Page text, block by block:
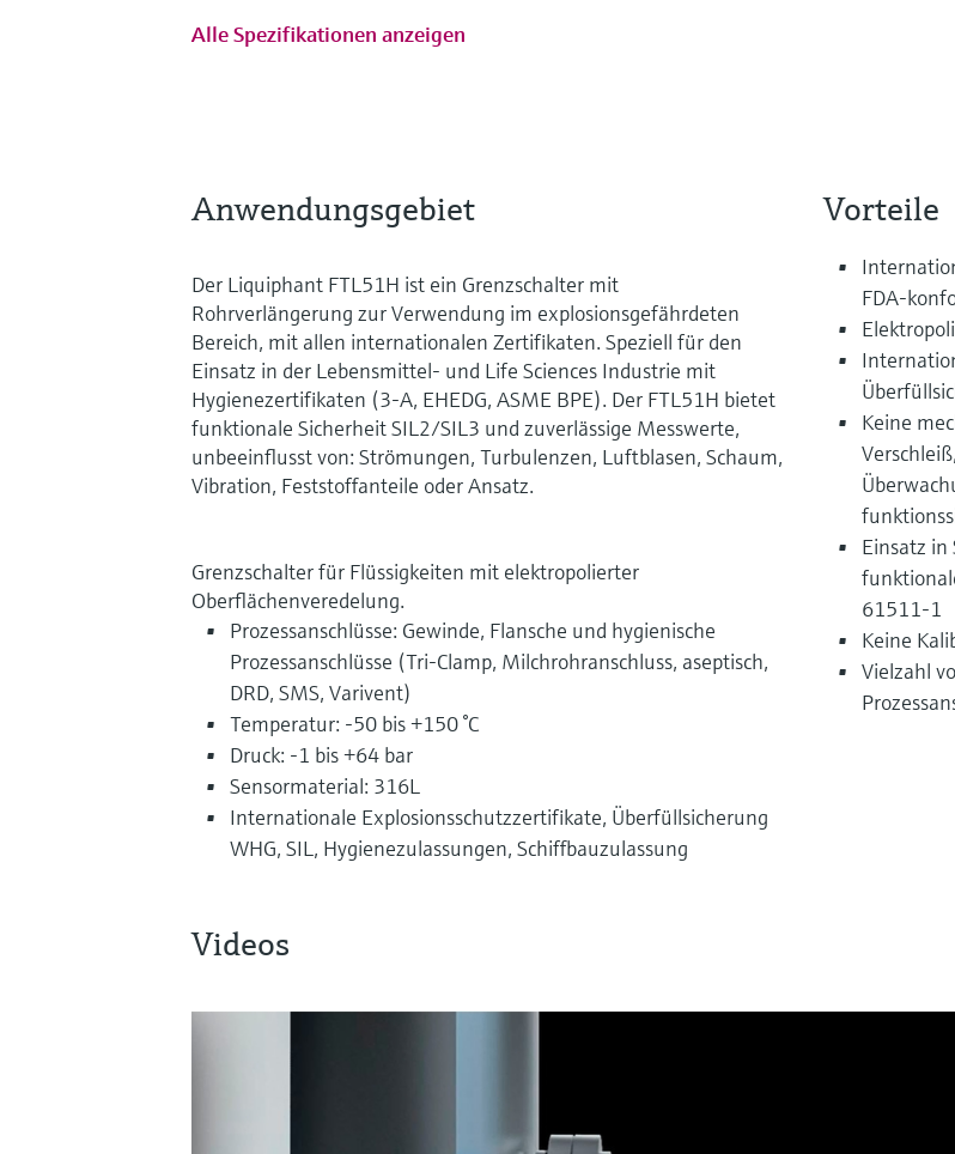
Alle Spezifikationen anzeigen
Anwendungsgebiet
Der Liquiphant FTL51H ist ein Grenzschalter mit
Rohrverlängerung zur Verwendung im explosionsgefährdeten
Bereich, mit allen internationalen Zertifikaten. Speziell für den
Einsatz in der Lebensmittel- und Life Sciences Industrie mit
Hygienezertifikaten (3-A, EHEDG, ASME BPE). Der FTL51H bietet
funktionale Sicherheit SIL2/SIL3 und zuverlässige Messwerte,
unbeeinflusst von: Strömungen, Turbulenzen, Luftblasen, Schaum,
Vibration, Feststoffanteile oder Ansatz.
Grenzschalter für Flüssigkeiten mit elektropolierter
Oberflächenveredelung.
Prozessanschlüsse: Gewinde, Flansche und hygienische
Prozessanschlüsse (Tri-Clamp, Milchrohranschluss, aseptisch,
DRD, SMS, Varivent)
Temperatur: -50 bis +150 °C
Druck: -1 bis +64 bar
Sensormaterial: 316L
Internationale Explosionsschutzzertifikate, Überfüllsicherung
WHG, SIL, Hygienezulassungen, Schiffbauzulassung
Vorteile
FDA-
Keine
Einsatz
61511-1
Keine
Vielzahl
Videos